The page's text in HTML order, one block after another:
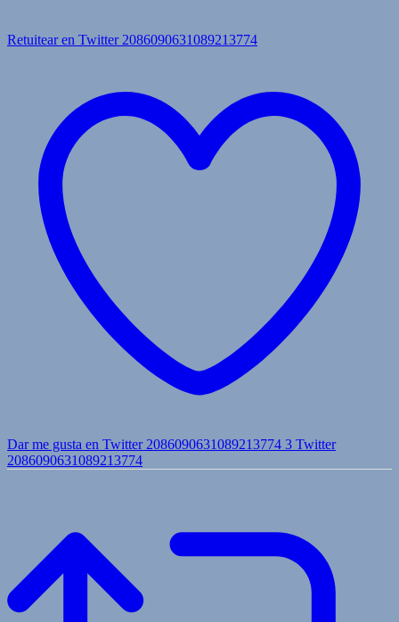
Retuitear en Twitter 2086090631089213774
Dar me gusta en Twitter 2086090631089213774 3 Twitter
2086090631089213774